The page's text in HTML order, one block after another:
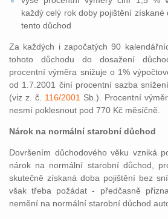
každý celý rok doby pojištění získané
tento důchod
Za každých i započatých 90
tohoto důchodu do dosažení
procentní výměra snižuje o 1%
od 1.7.2001 činí procentní sazba
(viz z. č. 116/2001 Sb.). Procentní
nesmí poklesnout pod 770 Kč měsíčně.
Nárok na normální starobní důchod
Dovršením důchodového věku vzniká
nárok na normální starobní důchod,
skutečně získaná doba pojištění bez
však třeba požádat - předčasně
nemění na normální starobní důchod